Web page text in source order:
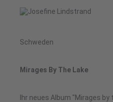
Schweden
Mirages By The Lake
Ihr neues Album "Mirages